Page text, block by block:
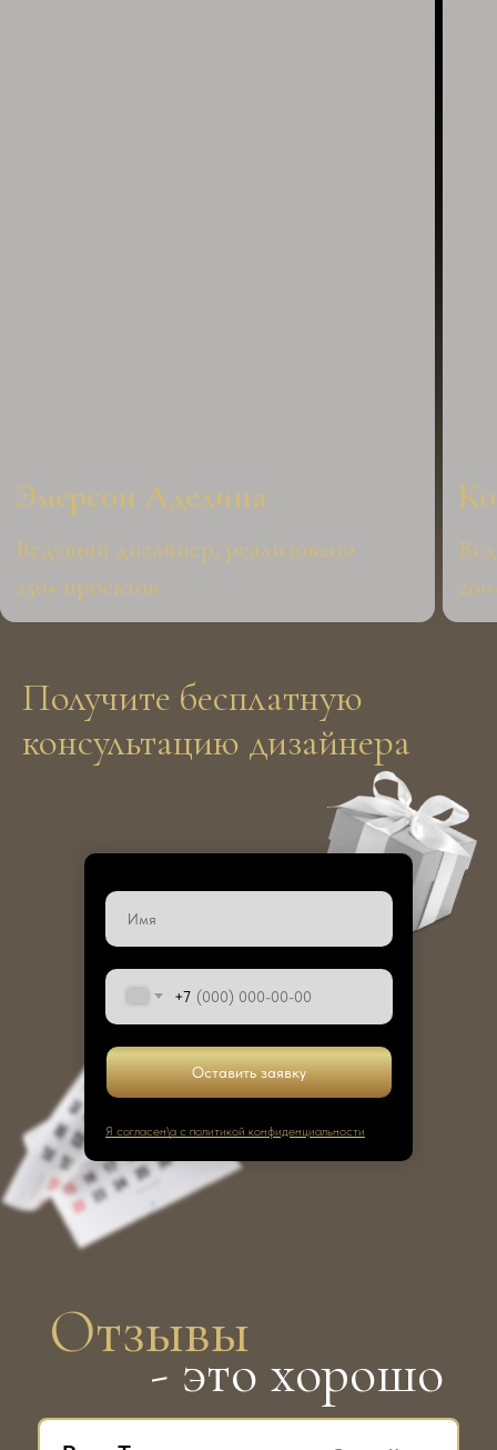
Получите бесплатную
консультацию дизайнера
+7
Оставить заявку
Я согласен\а с политикой конфиденциальности
Отзывы
- это хорошо